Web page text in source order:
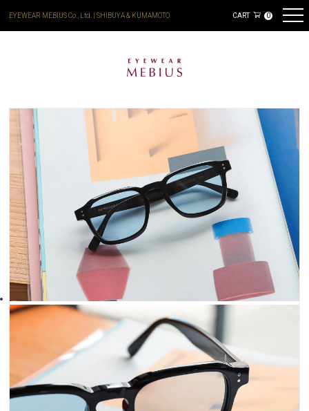
EYEWEAR MEBIUS Co., Ltd. | SHIBUYA & KUMAMOTO CART 0